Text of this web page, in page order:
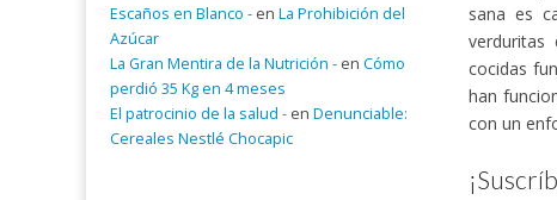
sana es
verduritas
cocidas
han
con un
Escaños en Blanco - en La Prohibición del
Azúcar
La Gran Mentira de la Nutrición - en Cómo
perdió 35 Kg en 4 meses
El patrocinio de la salud - en Denunciable:
Cereales Nestlé Chocapic